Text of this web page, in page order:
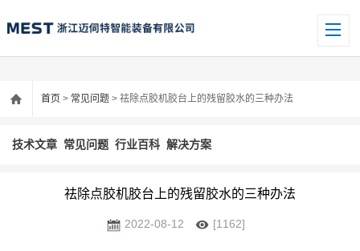
首页 > 常见问题 > 祛除点胶机胶台上的残留胶水的三种办法
技术文章 常见问题 行业百科 解决方案
祛除点胶机胶台上的残留胶水的三种办法
2022-08-12 [1162]